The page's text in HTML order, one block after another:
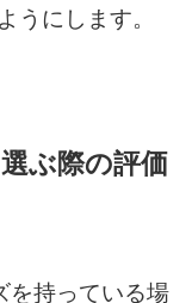
うにします。
ぶ際の評価
を持っている場